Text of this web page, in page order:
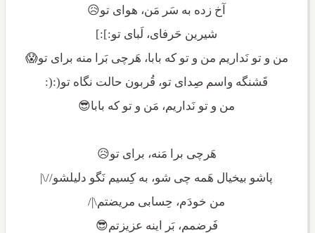
آخ زده به سَر مَن، هوای تو😥
شیرین حَرفای، لَبای تو:]:]
من و تو نَداریم من و تو که بابا، هَرچی بَرا منه برای تو😱
قَشنگه واسم صِدای تو، قُربون حالت نگاه تو(:(:
من و تو نَداریم، مَن و تو که بابا😎
هَرچی برا مَنه، برای تو😥
پاشو بیخیال هَمه چی شو، به کِسیم نَگو دلیلشو//\|
من خودَم، حِسابی مریضتم\|/
فَرضمم، بَر اینه عزیزتم😎